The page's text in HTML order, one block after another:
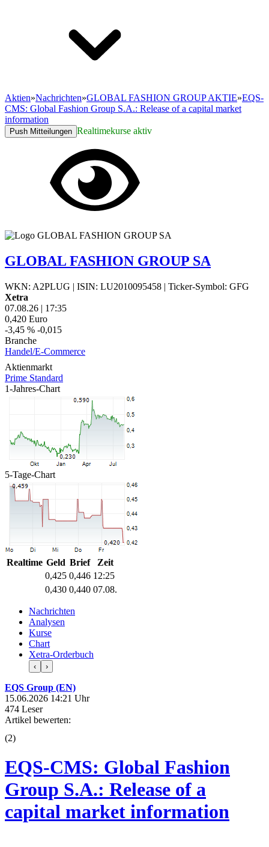
Aktien»Nachrichten»GLOBAL FASHION GROUP AKTIE»EQS-
CMS: Global Fashion Group S.A.: Release of a capital market
information
Push Mitteilungen Realtimekurse aktiv
GLOBAL FASHION GROUP SA
WKN: A2PLUG | ISIN: LU2010095458 | Ticker-Symbol: GFG
Xetra
07.08.26 | 17:35
0,420 Euro
-3,45 % -0,015
Branche
Handel/E-Commerce
Aktienmarkt
Prime Standard
1-Jahres-Chart
5-Tage-Chart
Realtime Geld Brief
Zeit
0,425 0,446 12:25
0,430 0,440 07.08.
Nachrichten
Analysen
Kurse
Chart
Xetra-Orderbuch
‹ ›
EQS Group (EN)
15.06.2026 14:21 Uhr
474 Leser
Artikel bewerten:
(2)
EQS-CMS: Global Fashion
Group S.A.: Release of a
capital market information